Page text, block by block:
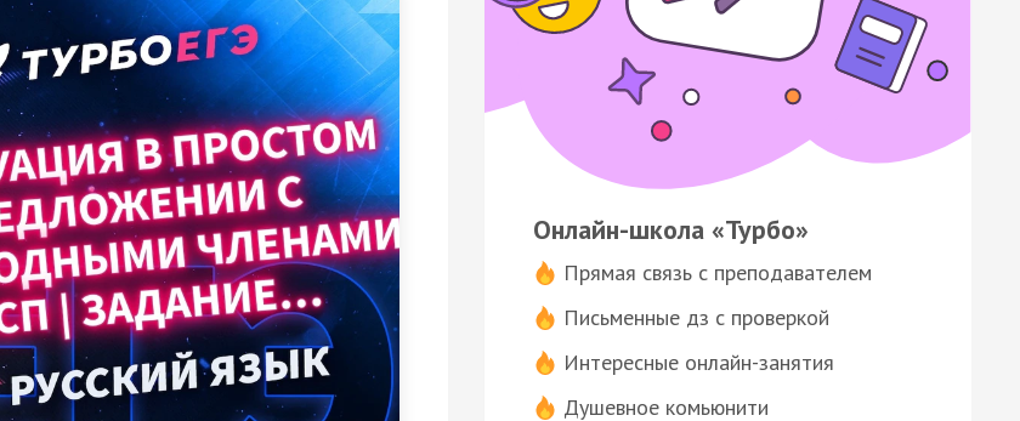
Онлайн-школа «Турбо»
Прямая связь с преподавателем
Письменные дз с проверкой
Интересные онлайн-занятия
Душевное комьюнити